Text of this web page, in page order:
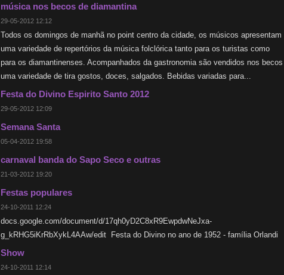
música nos becos de diamantina
29-05-2012 12:12
Todos os domingos de manhã no point centro da cidade, os músicos apresentam
uma variedade de repertórios da música folclórica tanto para os turistas como
para os diamantinenses. Acompanhados da gastronomia são vendidos nos becos
uma variedade de tira gostos, doces, salgados. Bebidas variadas para...
Festa do Divino Espirito Santo 2012
29-05-2012 12:09
Semana Santa
05-04-2012 19:58
carnaval banda do Sapo Seco e outras
21-03-2012 19:20
Festas populares
24-10-2011 12:24
docs.google.com/document/d/17qh0yD2C8xR9EwpdwNeJxa-
g_kRHG5iKrRbXykL4AAw/edit Festa do Divino no ano de 1952 - família Orlandi
Show
24-10-2011 12:14